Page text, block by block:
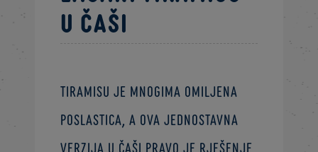
u čaši
Tiramisu je mnogima omiljena
poslastica, a ova jednostavna
verzija u čaši pravo je rješenje